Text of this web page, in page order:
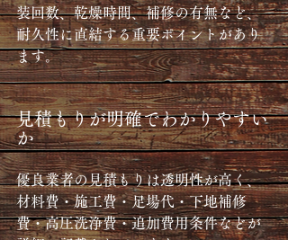
装回数、乾燥時間、補修の有無など、
耐久性に直結する重要ポイントがあり
ます。
見積もりが明確でわかりやすい
か
優良業者の見積もりは透明性が高く、
材料費・施工費・足場代・下地補修
費・高圧洗浄費・追加費用条件などが